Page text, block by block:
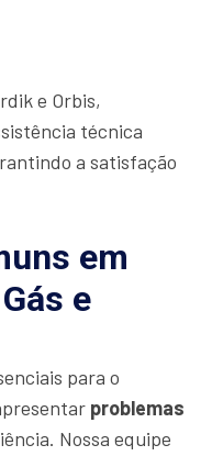
e Orbis,
técnica
a satisfação
em
e
para o
problemas
Nossa equipe